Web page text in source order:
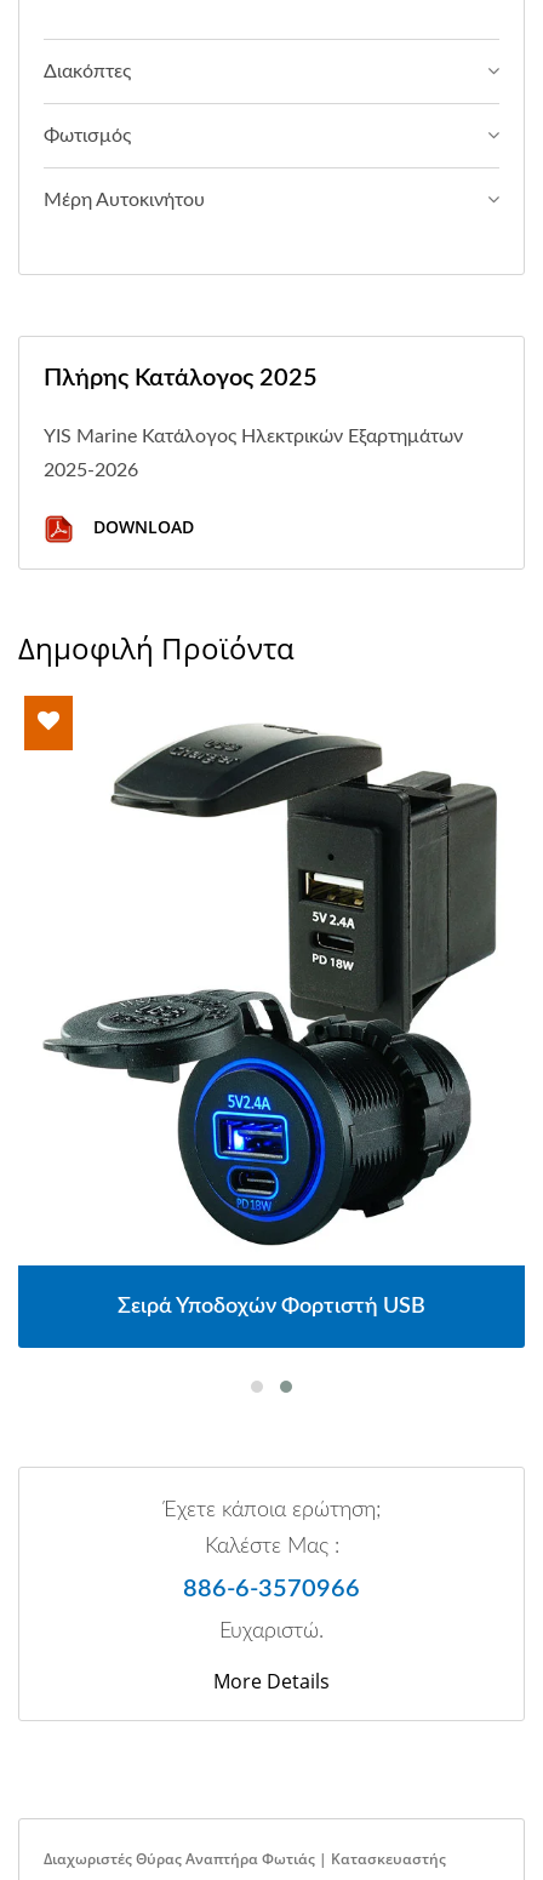
Διακόπτες
Φωτισμός
Μέρη Αυτοκινήτου
Πλήρης Κατάλογος 2025
YIS Marine Κατάλογος Ηλεκτρικών Εξαρτημάτων
2025-2026
DOWNLOAD
Δημοφιλή Προϊόντα
Σειρά Υποδοχών Φορτιστή USB
Έχετε κάποια ερώτηση;
Καλέστε Μας :
886-6-3570966
Ευχαριστώ.
More Details
Διαχωριστές Θύρας Αναπτήρα Φωτιάς | Κατασκευαστής